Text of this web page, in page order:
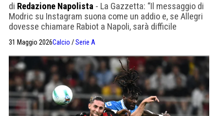
di Redazione Napolista - La Gazzetta: “Il messaggio di
Modric su Instagram suona come un addio e, se Allegri
dovesse chiamare Rabiot a Napoli, sarà difficile
voglio provare una nuova sfida"
31 Maggio 2026Calcio /Serie A